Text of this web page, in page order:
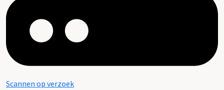
Scannen op verzoek